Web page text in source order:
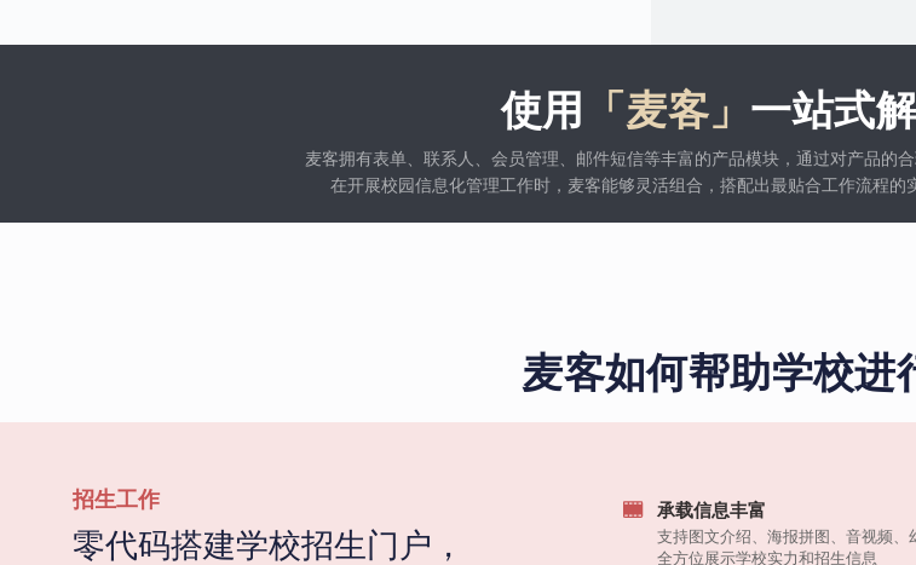
使用 「麦客」 一站式
麦客拥有表单、联系人、会员管理、邮件短信等丰富的产品模块，通过对产品的
在开展校园信息化管理工作时，麦客能够灵活组合，搭配出最贴合工作流程的
麦客如何帮助学校进
招生工作
零代码搭建学校招生门户，
承载信息丰富
支持图文介绍、海报拼图、音视频、
全方位展示学校实力和招生信息